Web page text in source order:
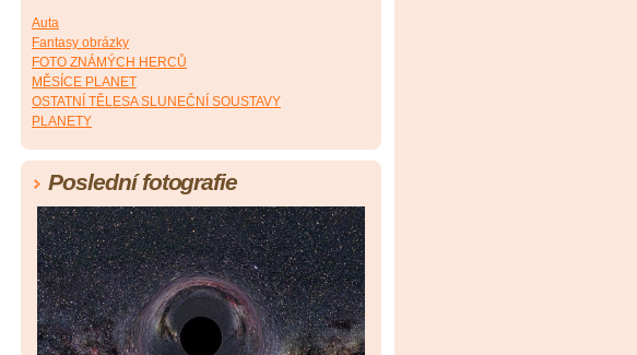
Auta
Fantasy obrázky
FOTO ZNÁMÝCH HERCŮ
MĚSÍCE PLANET
OSTATNÍ TĚLESA SLUNEČNÍ SOUSTAVY
PLANETY
Poslední fotografie